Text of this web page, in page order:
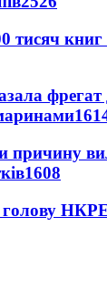
книг
фрегат
причину
1608
голову